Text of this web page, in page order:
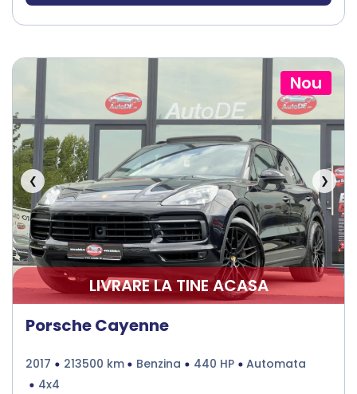
Nou
❮ ❯
LIVRARE LA TINE ACASA
Porsche Cayenne
2017 213500 km Benzina 440 HP
Automata
4x4